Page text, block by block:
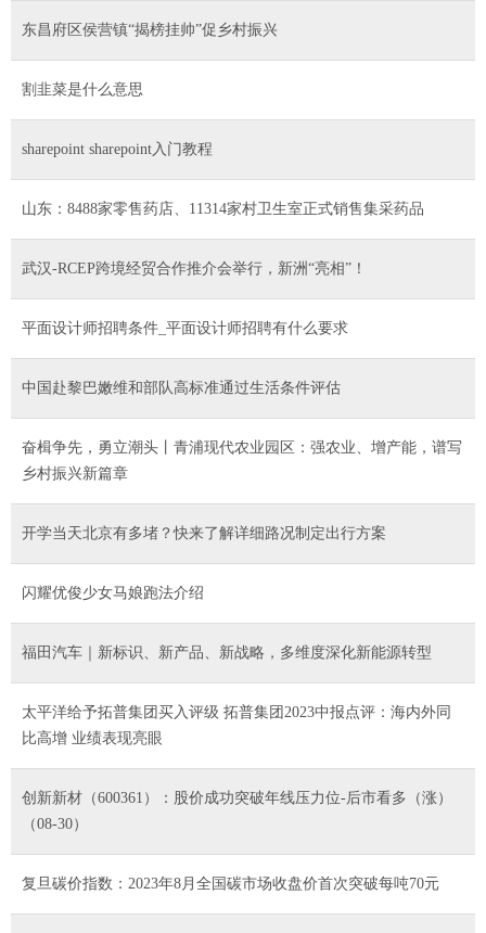
东昌府区侯营镇“揭榜挂帅”促乡村振兴
割韭菜是什么意思
sharepoint sharepoint入门教程
山东：8488家零售药店、11314家村卫生室正式销售集采药品
武汉-RCEP跨境经贸合作推介会举行，新洲“亮相”！
平面设计师招聘条件_平面设计师招聘有什么要求
中国赴黎巴嫩维和部队高标准通过生活条件评估
奋楫争先，勇立潮头丨青浦现代农业园区：强农业、增产能，谱写
乡村振兴新篇章
开学当天北京有多堵？快来了解详细路况制定出行方案
闪耀优俊少女马娘跑法介绍
福田汽车｜新标识、新产品、新战略，多维度深化新能源转型
太平洋给予拓普集团买入评级 拓普集团2023中报点评：海内外同
比高增 业绩表现亮眼
创新新材（600361）：股价成功突破年线压力位-后市看多（涨）
（08-30）
复旦碳价指数：2023年8月全国碳市场收盘价首次突破每吨70元